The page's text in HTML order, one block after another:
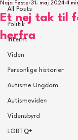
All Posts
Politik
Internt
Viden
Personlige historier
Autisme Ungdom
Autismeviden
Vidensbyrd
LGBTQ+
Et nej tak til
herfra
Naja Føste 31. maj 2024 4